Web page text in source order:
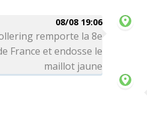
08/08 19:06
remporte la 8e
France et endosse le
maillot jaune